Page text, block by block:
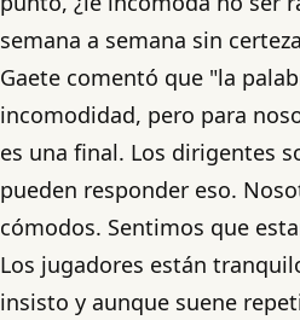
semana a semana sin
Gaete comentó que "la
incomodidad, pero para
es una final. Los dirigentes
pueden responder eso.
cómodos. Sentimos que
Los jugadores están
insisto y aunque suene